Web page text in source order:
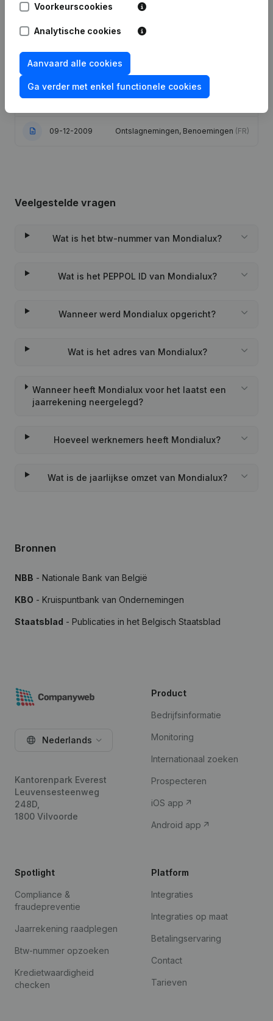
02-05-2016 Ontslagnemingen, Benoemingen
Ontslagnemingen, Benoemingen -
Statuten (Vertaling, Coördinatie,
Overige Wijzigingen, …)
13-04-2011 Maatschappelijke Zetel(FR)
09-12-2009 Ontslagnemingen, Benoemingen (FR)
Veelgestelde vragen
Wat is het btw-nummer van Mondialux?
Wat is het PEPPOL ID van Mondialux?
Wanneer werd Mondialux opgericht?
Wat is het adres van Mondialux?
Wanneer heeft Mondialux voor het laatst een
jaarrekening neergelegd?
Hoeveel werknemers heeft Mondialux?
Wat is de jaarlijkse omzet van Mondialux?
Bronnen
NBB - Nationale Bank van België
KBO - Kruispuntbank van Ondernemingen
Staatsblad - Publicaties in het Belgisch Staatsblad
Voorkeurscookies
Analytische cookies
Aanvaard alle cookies
Ga verder met enkel functionele cookies
Nederlands
Kantorenpark Everest
Leuvensesteenweg
248D,
1800 Vilvoorde
Product
Bedrijfsinformatie
Monitoring
Internationaal zoeken
Prospecteren
iOS app
Android app
Spotlight
Compliance &
fraudepreventie
Jaarrekening raadplegen
Btw-nummer opzoeken
Kredietwaardigheid
checken
Platform
Integraties
Integraties op maat
Betalingservaring
Contact
Tarieven